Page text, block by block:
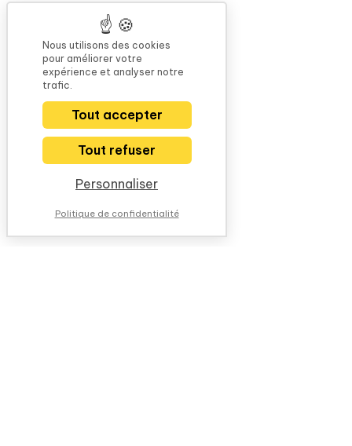
Nous utilisons des cookies
pour améliorer votre
expérience et analyser notre
trafic.
Tout accepter
Tout refuser
Personnaliser
Politique de confidentialité